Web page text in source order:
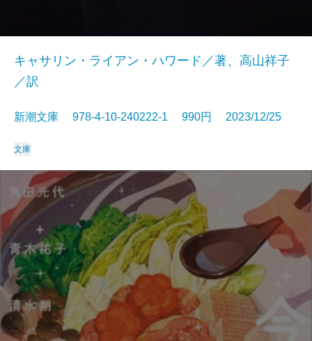
キャサリン・ライアン・ハワード／著、高山祥子
／訳
新潮文庫 978-4-10-240222-1 990円 2023/12/25
文庫